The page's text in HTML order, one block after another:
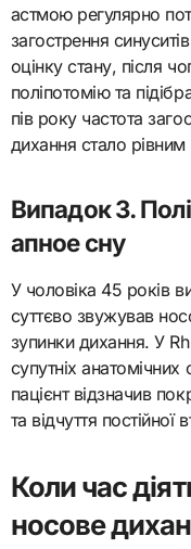
астмою регулярно
загострення
оцінку стану, після
поліпотомію та
пів року частота
дихання стало рівним
Випадок 3.
апное сну
У чоловіка 45 років
суттєво звужував
зупинки дихання. У
супутніх
пацієнт відзначив
та відчуття постійної
Коли час
носове